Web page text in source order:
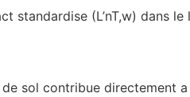
standardise (L’nT,w) dans
sol contribue directement